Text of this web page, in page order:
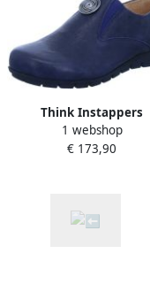
Think Instappers
1 webshop
€ 173,90